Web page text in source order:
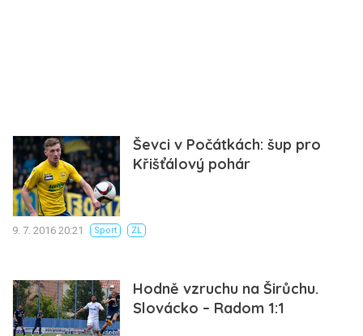
Ševci v Počátkách: šup pro
Křišťálový pohár
9. 7. 2016 20:21 Sport ZL
Hodně vzruchu na Širůchu.
Slovácko – Radom 1:1